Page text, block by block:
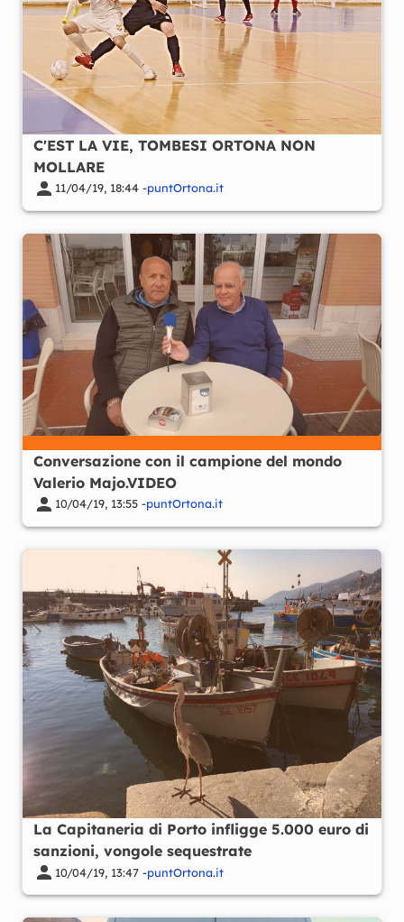
C'EST LA VIE, TOMBESI ORTONA NON
MOLLARE
11/04/19, 18:44 -puntOrtona.it
Conversazione con il campione del mondo
Valerio Majo.VIDEO
10/04/19, 13:55 -puntOrtona.it
La Capitaneria di Porto infligge 5.000 euro di
sanzioni, vongole sequestrate
10/04/19, 13:47 -puntOrtona.it